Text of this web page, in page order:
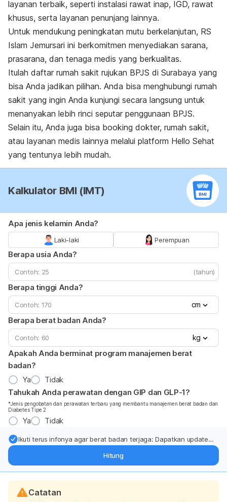
layanan terbaik, seperti instalasi rawat inap, IGD, rawat
khusus, serta layanan penunjang lainnya.
Untuk mendukung peningkatan mutu berkelanjutan, RS
Islam Jemursari ini berkomitmen menyediakan sarana,
prasarana, dan tenaga medis yang berkualitas.
Itulah daftar rumah sakit rujukan BPJS di Surabaya yang
bisa Anda jadikan pilihan. Anda bisa menghubungi rumah
sakit yang ingin Anda kunjungi secara langsung untuk
menanyakan lebih rinci seputar penggunaan BPJS.
Selain itu, Anda juga bisa booking dokter, rumah sakit,
atau layanan medis lainnya melalui platform Hello Sehat
yang tentunya lebih mudah.
Kalkulator BMI (IMT)
Apa jenis kelamin Anda?
Laki-laki Perempuan
Berapa usia Anda?
(tahun)
Berapa tinggi Anda?
cm
Berapa berat badan Anda?
kg
Apakah Anda berminat program manajemen berat
badan?
Ya
Tidak
Tahukah Anda perawatan dengan GIP dan GLP-1?
*Jenis pengobatan dan perawatan terbaru yang membantu manajemen berat badan dan
Diabetes Tipe 2
Ya Tidak
Ikuti terus infonya agar berat badan terjaga: Dapatkan update
Hitung
Catatan